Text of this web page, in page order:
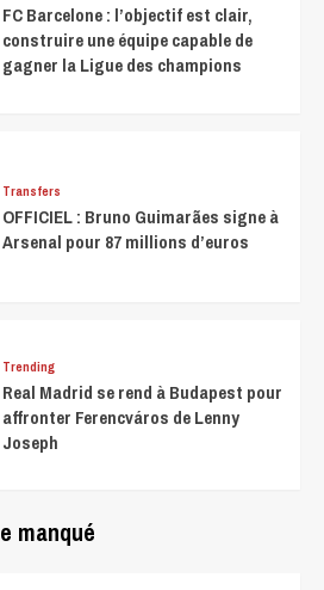
FC Barcelone : l’objectif est clair,
construire une équipe capable de
gagner la Ligue des champions
Transfers
OFFICIEL : Bruno Guimarães signe à
Arsenal pour 87 millions d’euros
Trending
Real Madrid se rend à Budapest pour
affronter Ferencváros de Lenny
Joseph
manqué